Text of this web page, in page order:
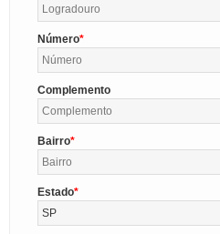
Número
Complemento
Bairro
Estado
SP